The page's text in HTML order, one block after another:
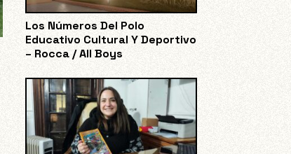
Los Números Del Polo
Educativo Cultural Y Deportivo
– Rocca / All Boys